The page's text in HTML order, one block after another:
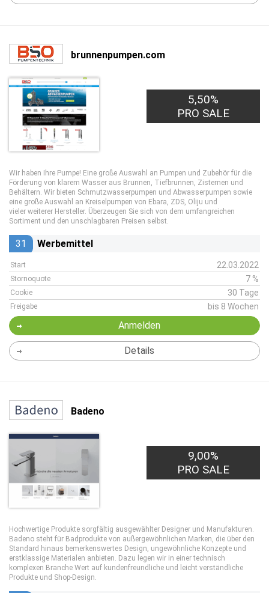
brunnenpumpen.com
5,50%
PRO SALE
Wir haben Ihre Pumpe! Eine große Auswahl an Pumpen und Zubehör für die
Förderung von klarem Wasser aus Brunnen, Tiefbrunnen, Zisternen und
Behältern. Wir bieten Schmutzwasserpumpen und Abwasserpumpen sowie
eine große Auswahl an Kreiselpumpen von Ebara, ZDS, Oliju und
vieler weiterer Hersteller. Überzeugen Sie sich von dem umfangreichen
Sortiment und den unschlagbaren Preisen selbst.
31 Werbemittel
Start 22.03.2022
Stornoquote 7 %
Cookie 30 Tage
Freigabe bis 8 Wochen
Anmelden
Details
Badeno
9,00%
PRO SALE
Hochwertige Produkte sorgfältig ausgewählter Designer und Manufakturen.
Badeno steht für Badprodukte von außergewöhnlichen Marken, die über den
Standard hinaus bemerkenswertes Design, ungewöhnliche Konzepte und
erstklassige Materialen anbieten. Dazu legen wir in einer technisch
komplexen Branche Wert auf kundenfreundliche und leicht verständliche
Produkte und Shop-Design.